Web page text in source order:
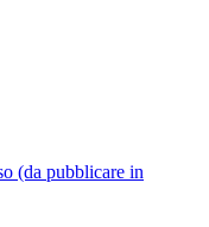
(da pubblicare in